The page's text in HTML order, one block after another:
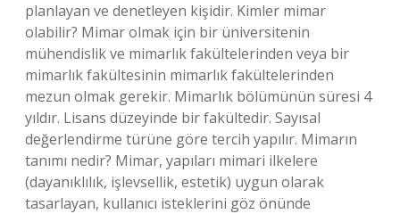
planlayan ve denetleyen kişidir. Kimler mimar
olabilir? Mimar olmak için bir üniversitenin
mühendislik ve mimarlık fakültelerinden veya bir
mimarlık fakültesinin mimarlık fakültelerinden
mezun olmak gerekir. Mimarlık bölümünün süresi 4
yıldır. Lisans düzeyinde bir fakültedir. Sayısal
değerlendirme türüne göre tercih yapılır. Mimarın
tanımı nedir? Mimar, yapıları mimari ilkelere
(dayanıklılık, işlevsellik, estetik) uygun olarak
tasarlayan, kullanıcı isteklerini göz önünde